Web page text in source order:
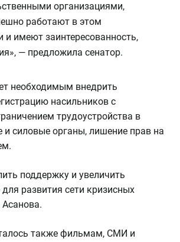
организациями,
работают в этом
и имеют заинтересованность,
— предложила сенатор.
необходимым внедрить
насильников с
трудоустройства в
и силовые органы, лишение прав на
поддержку и увеличить
развития сети кризисных
Асанова.
также фильмам, СМИ и